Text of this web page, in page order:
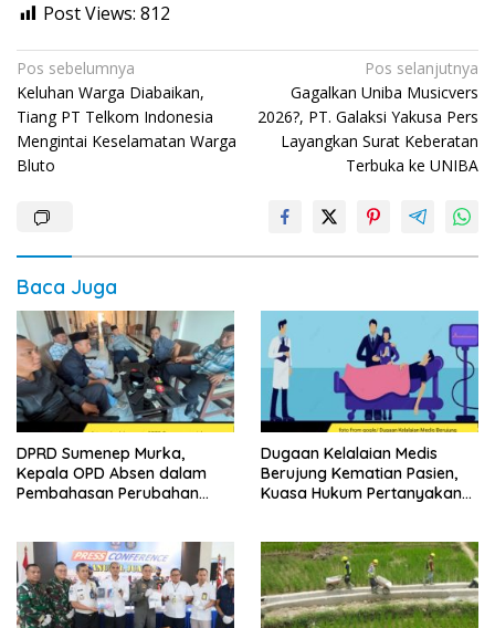
Post Views: 812
Navigasi
pos
Pos sebelumnya
Keluhan Warga Diabaikan,
Tiang PT Telkom Indonesia
Mengintai Keselamatan Warga
Bluto
Pos selanjutnya
Gagalkan Uniba Musicvers
2026?, PT. Galaksi Yakusa Pers
Layangkan Surat Keberatan
Terbuka ke UNIBA
Baca Juga
DPRD Sumenep Murka,
Kepala OPD Absen dalam
Pembahasan Perubahan
Dugaan Kelalaian Medis
Berujung Kematian Pasien,
Kuasa Hukum Pertanyakan